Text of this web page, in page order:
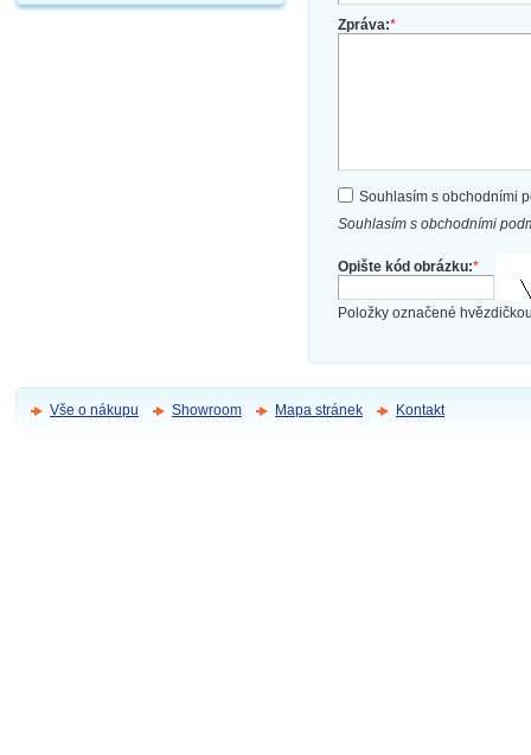
Zpráva:*
Souhlasím s obchodními
Souhlasím s obchodními
Opište kód obrázku:*
Položky označené
Vše o nákupu Showroom Mapa stránek Kontakt